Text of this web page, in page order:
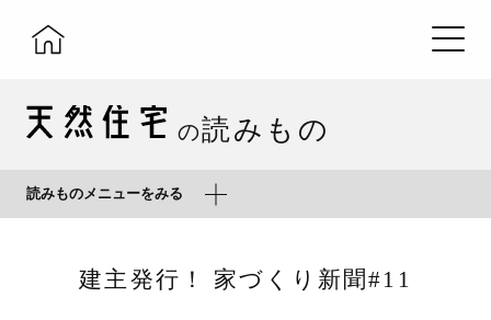
の読みもの
読みものメニューをみる
建主発行！ 家づくり新聞#11